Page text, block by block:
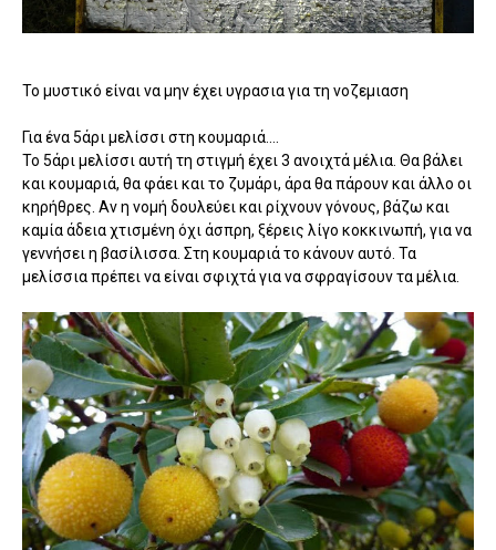
Το μυστικό είναι να μην έχει υγρασια για τη νοζεμιαση
Για ένα 5άρι μελίσσι στη κουμαριά....
Το 5άρι μελίσσι αυτή τη στιγμή έχει 3 ανοιχτά μέλια. Θα βάλει
και κουμαριά, θα φάει και το ζυμάρι, άρα θα πάρουν και άλλο οι
κηρήθρες. Αν η νομή δουλεύει και ρίχνουν γόνους, βάζω και
καμία άδεια χτισμένη όχι άσπρη, ξέρεις λίγο κοκκινωπή, για να
γεννήσει η βασίλισσα. Στη κουμαριά το κάνουν αυτό. Τα
μελίσσια πρέπει να είναι σφιχτά για να σφραγίσουν τα μέλια.